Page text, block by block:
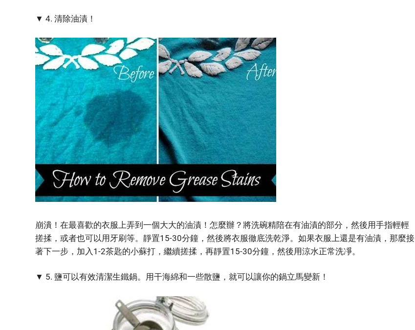
▼ 4. 清除油漬！
崩潰！在最喜歡的衣服上弄到一個大大的油漬！怎麼辦？將洗碗精陪在有油漬的部分，然後用手指輕輕
搓揉，或者也可以用牙刷等。靜置15-30分鐘，然後將衣服徹底洗乾淨。如果衣服上還是有油漬，那麼接
著下一步，加入1-2茶匙的小蘇打，繼續搓揉，再靜置15-30分鐘，然後用涼水正常洗凈。
▼ 5. 鹽可以有效清潔生鐵鍋。用干海綿和一些散鹽，就可以讓你的鍋立馬變新！